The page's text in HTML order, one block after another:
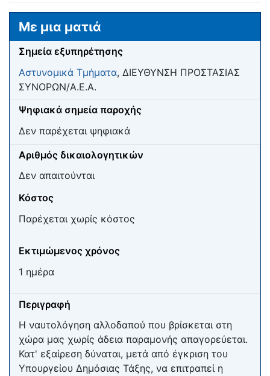
Μετάβαση σε: πλοήγηση
Με μια ματιά
Σημεία εξυπηρέτησης
Αστυνομικά Τμήματα, ΔΙΕΥΘΥΝΣΗ ΠΡΟΣΤΑΣΙΑΣ
ΣΥΝΟΡΩΝ/Α.Ε.Α.
Ψηφιακά σημεία παροχής
Δεν παρέχεται ψηφιακά
Αριθμός δικαιολογητικών
Δεν απαιτούνται
Κόστος
Παρέχεται χωρίς κόστος
Εκτιμώμενος χρόνος
1 ημέρα
Περιγραφή
Η ναυτολόγηση αλλοδαπού που βρίσκεται στη
χώρα μας χωρίς άδεια παραμονής απαγορεύεται.
Κατ' εξαίρεση δύναται, μετά από έγκριση του
Υπουργείου Δημόσιας Τάξης, να επιτραπεί η